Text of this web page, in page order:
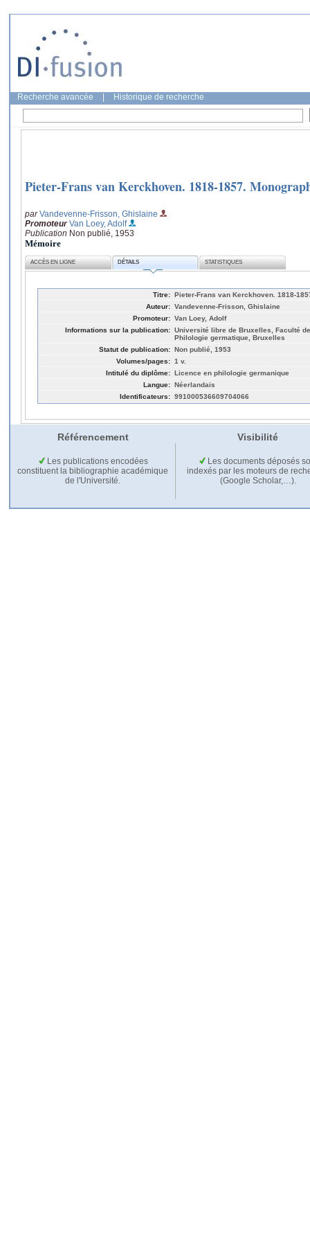
Recherche avancée Historique de recherche
Pieter-Frans van Kerckhoven. 1818-1857.
parVandevenne-Frisson, Ghislaine
Promoteur Van Loey, Adolf
Publication Non publié, 1953
Mémoire
ACCÈS EN LIGNE DÉTAILS STATISTIQUES
Titre: Pieter-Frans van Kerckhoven. 1818-
Auteur: Vandevenne-Frisson, Ghislaine
Promoteur: Van Loey, Adolf
Informations sur la publication: Université libre de Bruxelles, Faculté
Philologie germatique, Bruxelles
Statut de publication: Non publié, 1953
Volumes/pages: 1 v.
Intitulé du diplôme: Licence en philologie germanique
Langue: Néerlandais
Identificateurs: 991000536609704066
Référencement Visibilité
Les publications encodées
constituent la bibliographie académique
de l'Université.
Les documents déposés
indexés par les moteurs de
(Google Scholar,…).